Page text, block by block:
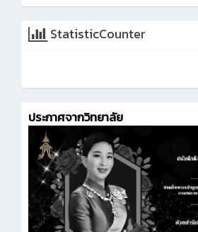
StatisticCounter
ประกาศจากวิทยาลัย